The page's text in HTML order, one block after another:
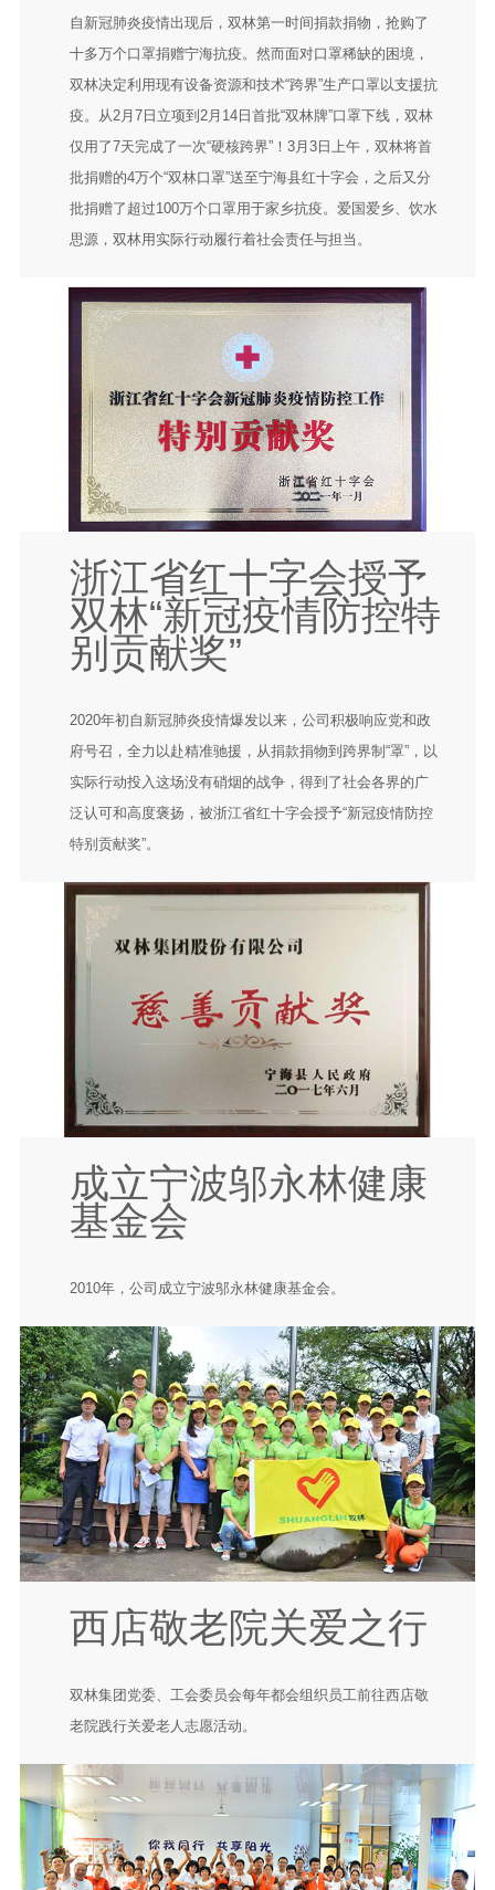
自新冠肺炎疫情出现后，双林第一时间捐款捐物，抢购了
十多万个口罩捐赠宁海抗疫。然而面对口罩稀缺的困境，
双林决定利用现有设备资源和技术“跨界”生产口罩以支援抗
疫。从2月7日立项到2月14日首批“双林牌”口罩下线，双林
仅用了7天完成了一次“硬核跨界”！3月3日上午，双林将首
批捐赠的4万个“双林口罩”送至宁海县红十字会，之后又分
批捐赠了超过100万个口罩用于家乡抗疫。爱国爱乡、饮水
思源，双林用实际行动履行着社会责任与担当。
浙江省红十字会授予
双林“新冠疫情防控特
别贡献奖”
2020年初自新冠肺炎疫情爆发以来，公司积极响应党和政
府号召，全力以赴精准驰援，从捐款捐物到跨界制“罩”，以
实际行动投入这场没有硝烟的战争，得到了社会各界的广
泛认可和高度褒扬，被浙江省红十字会授予“新冠疫情防控
特别贡献奖”。
成立宁波邬永林健康
基金会
2010年，公司成立宁波邬永林健康基金会。
西店敬老院关爱之行
双林集团党委、工会委员会每年都会组织员工前往西店敬
老院践行关爱老人志愿活动。